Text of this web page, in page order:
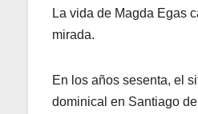
La vida de Magda Egas
mirada.
En los años sesenta, el
dominical en Santiago